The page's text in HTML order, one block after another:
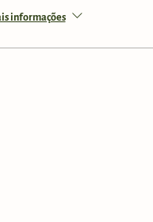
informações